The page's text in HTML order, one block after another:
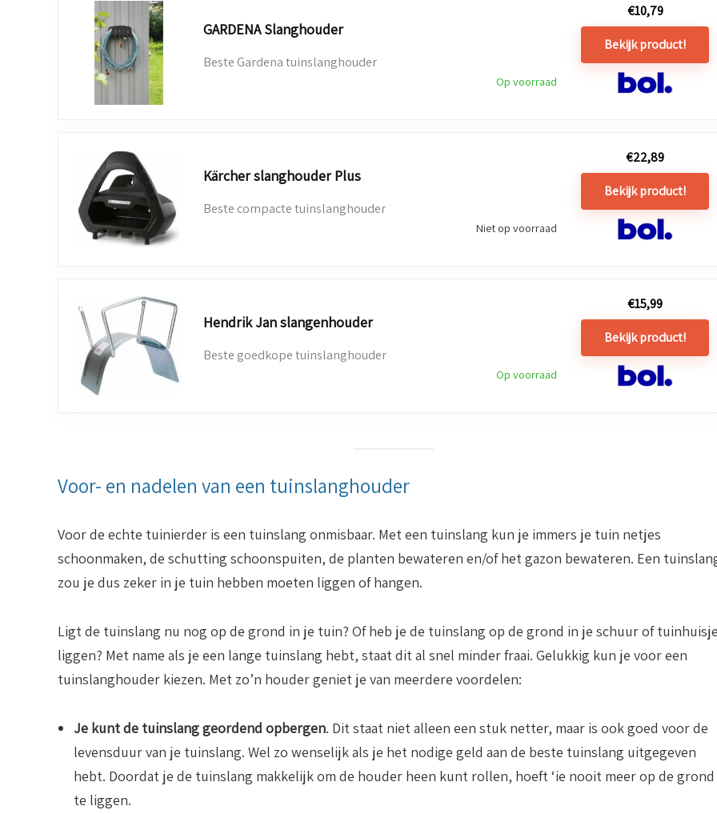
GARDENA Slanghouder
Beste Gardena tuinslanghouder
Op voorraad
€10,79
Bekijk product!
Kärcher slanghouder Plus
Beste compacte tuinslanghouder
Niet op voorraad
€22,89
Bekijk product!
Hendrik Jan slangenhouder
Beste goedkope tuinslanghouder
Op voorraad
€15,99
Bekijk product!
Voor- en nadelen van een tuinslanghouder
Voor de echte tuinierder is een tuinslang onmisbaar. Met een tuinslang kun je immers je tuin netjes
schoonmaken, de schutting schoonspuiten, de planten bewateren en/of het gazon bewateren. Een
zou je dus zeker in je tuin hebben moeten liggen of hangen.
Ligt de tuinslang nu nog op de grond in je tuin? Of heb je de tuinslang op de grond in je schuur of
liggen? Met name als je een lange tuinslang hebt, staat dit al snel minder fraai. Gelukkig kun je voor een
tuinslanghouder kiezen. Met zo’n houder geniet je van meerdere voordelen:
Je kunt de tuinslang geordend opbergen. Dit staat niet alleen een stuk netter, maar is ook goed voor de
levensduur van je tuinslang. Wel zo wenselijk als je het nodige geld aan de beste tuinslang uitgegeven
hebt. Doordat je de tuinslang makkelijk om de houder heen kunt rollen, hoeft ‘ie nooit meer op de grond
te liggen.